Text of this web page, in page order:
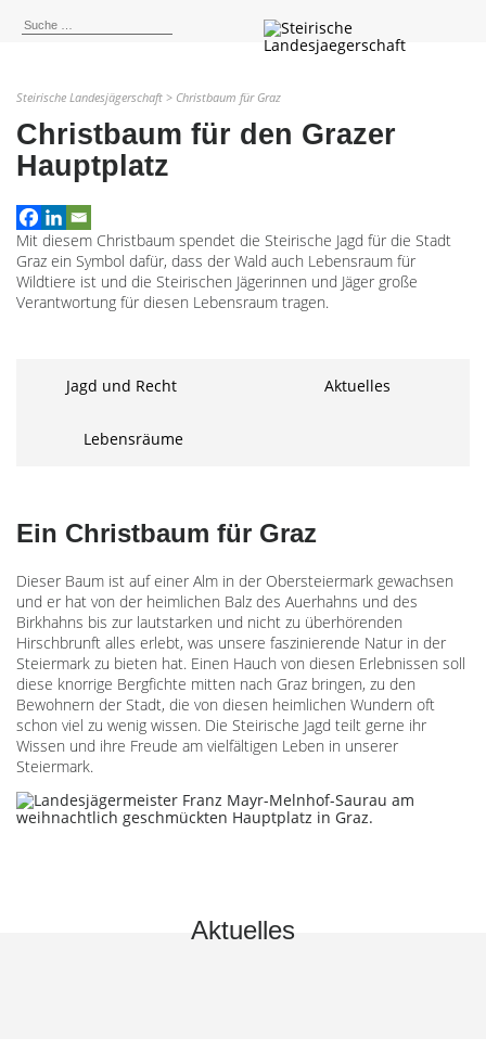
Steirische Landesjägerschaft > Christbaum für Graz
Christbaum für den Grazer
Hauptplatz
Mit diesem Christbaum spendet die Steirische Jagd für die Stadt
Graz ein Symbol dafür, dass der Wald auch Lebensraum für
Wildtiere ist und die Steirischen Jägerinnen und Jäger große
Verantwortung für diesen Lebensraum tragen.
Jagd und Recht Aktuelles
Lebensräume
Ein Christbaum für Graz
Dieser Baum ist auf einer Alm in der Obersteiermark gewachsen
und er hat von der heimlichen Balz des Auerhahns und des
Birkhahns bis zur lautstarken und nicht zu überhörenden
Hirschbrunft alles erlebt, was unsere faszinierende Natur in der
Steiermark zu bieten hat. Einen Hauch von diesen Erlebnissen soll
diese knorrige Bergfichte mitten nach Graz bringen, zu den
Bewohnern der Stadt, die von diesen heimlichen Wundern oft
schon viel zu wenig wissen. Die Steirische Jagd teilt gerne ihr
Wissen und ihre Freude am vielfältigen Leben in unserer
Steiermark.
Aktuelles